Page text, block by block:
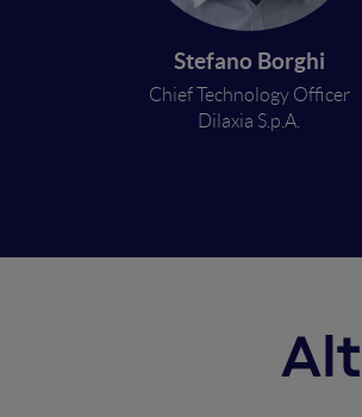
Stefano Borghi
Chief Technology Officer
Dilaxia S.p.A.